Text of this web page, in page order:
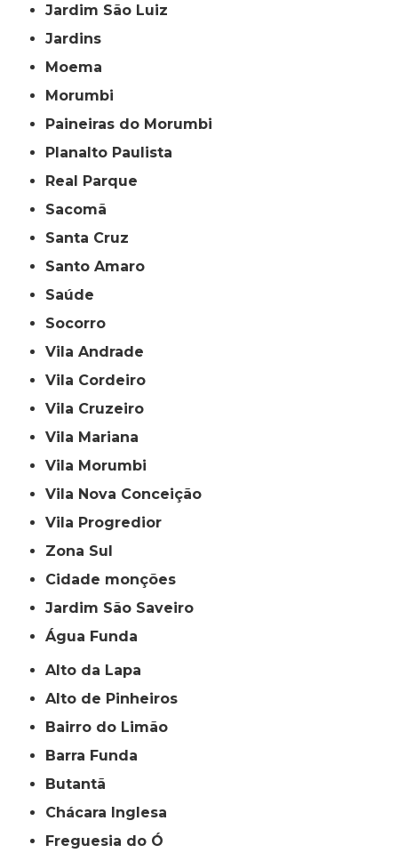
Jardim São Luiz
Jardins
Moema
Morumbi
Paineiras do Morumbi
Planalto Paulista
Real Parque
Sacomã
Santa Cruz
Santo Amaro
Saúde
Socorro
Vila Andrade
Vila Cordeiro
Vila Cruzeiro
Vila Mariana
Vila Morumbi
Vila Nova Conceição
Vila Progredior
Zona Sul
cidade monções
jardim São Saveiro
Água Funda
Alto da Lapa
Alto de Pinheiros
Bairro do Limão
Barra Funda
Butantã
Chácara Inglesa
Freguesia do Ó